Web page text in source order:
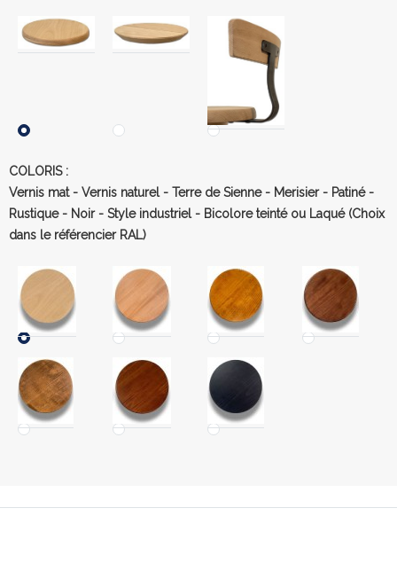
COLORIS :
Vernis mat - Vernis naturel - Terre de Sienne - Merisier - Patiné -
Rustique - Noir - Style industriel - Bicolore teinté ou Laqué (Choix
dans le référencier RAL)